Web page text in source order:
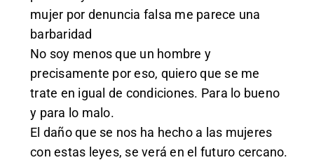
mujer por denuncia falsa me parece una
barbaridad
No soy menos que un hombre y
precisamente por eso, quiero que se me
trate en igual de condiciones. Para lo bueno
y para lo malo.
El daño que se nos ha hecho a las mujeres
con estas leyes, se verá en el futuro cercano.